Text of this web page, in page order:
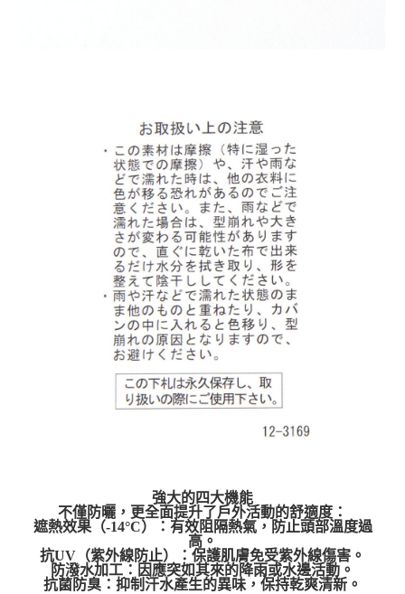
強大的四大機能
不僅防曬，更全面提升了戶外活動的舒適度：
遮熱效果（-14°C）：有效阻隔熱氣，防止頭部溫度過
高。
抗UV（紫外線防止）：保護肌膚免受紫外線傷害。
防潑水加工：因應突如其來的降雨或水邊活動。
抗菌防臭：抑制汗水產生的異味，保持乾爽清新。